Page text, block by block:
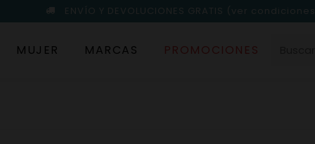
ENVÍO Y DEVOLUCIONES GRATIS (ver condiciones)
MUJER MARCAS PROMOCIONES